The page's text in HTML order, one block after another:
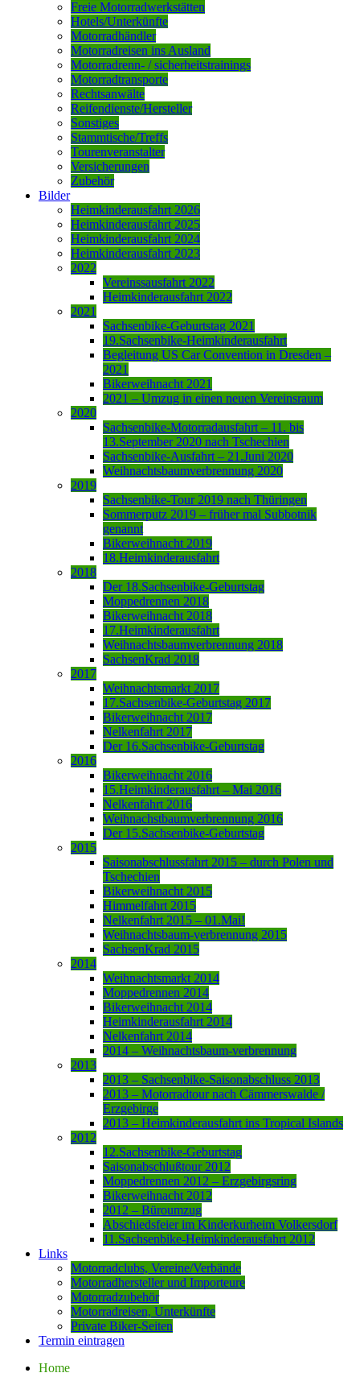
Freie Motorradwerkstätten
Hotels/Unterkünfte
Motorradhändler
Motorradreisen ins Ausland
Motorradrenn- / sicherheitstrainings
Motorradtransporte
Rechtsanwälte
Reifendienste/Hersteller
Sonstiges
Stammtische/Treffs
Tourenveranstalter
Versicherungen
Zubehör
Bilder
Heimkinderausfahrt 2026
Heimkinderausfahrt 2025
Heimkinderausfahrt 2024
Heimkinderausfahrt 2023
2022
Vereinssausfahrt 2022
Heimkinderausfahrt 2022
2021
Sachsenbike-Geburtstag 2021
19.Sachsenbike-Heimkinderausfahrt
Begleitung US Car Convention in Dresden –
2021
Bikerweihnacht 2021
2021 – Umzug in einen neuen Vereinsraum
2020
Sachsenbike-Motorradausfahrt – 11. bis
13.September 2020 nach Tschechien
Sachsenbike-Ausfahrt – 21.Juni 2020
Weihnachtsbaumverbrennung 2020
2019
Sachsenbike-Tour 2019 nach Thüringen
Sommerputz 2019 – früher mal Subbotnik
genannt
Bikerweihnacht 2019
18.Heimkinderausfahrt
2018
Der 18.Sachsenbike-Geburtstag
Moppedrennen 2018
Bikerweihnacht 2018
17.Heimkinderausfahrt
Weihnachtsbaumverbrennung 2018
SachsenKrad 2018
2017
Weihnachtsmarkt 2017
17.Sachsenbike-Geburtstag 2017
Bikerweihnacht 2017
Nelkenfahrt 2017
Der 16.Sachsenbike-Geburtstag
2016
Bikerweihnacht 2016
15.Heimkinderausfahrt – Mai 2016
Nelkenfahrt 2016
Weihnachstbaumverbrennung 2016
Der 15.Sachsenbike-Geburtstag
2015
Saisonabschlussfahrt 2015 – durch Polen und
Tschechien
Bikerweihnacht 2015
Himmelfahrt 2015
Nelkenfahrt 2015 – 01.Mai!
Weihnachtsbaum-verbrennung 2015
SachsenKrad 2015
2014
Weihnachtsmarkt 2014
Moppedrennen 2014
Bikerweihnacht 2014
Heimkinderausfahrt 2014
Nelkenfahrt 2014
2014 – Weihnachtsbaum-verbrennung
2013
2013 – Sachsenbike-Saisonabschluss 2013
2013 – Motorradtour nach Cämmerswalde /
Erzgebirge
2013 – Heimkinderausfahrt ins Tropical Islands
2012
12.Sachsenbike-Geburtstag
Saisonabschlußtour 2012
Moppedrennen 2012 – Erzgebirgsring
Bikerweihnacht 2012
2012 – Büroumzug
Abschiedsfeier im Kinderkurheim Volkersdorf
11.Sachsenbike-Heimkinderausfahrt 2012
Links
Motorradclubs, Vereine/Verbände
Motorradhersteller und Importeure
Motorradzubehör
Motorradreisen, Unterkünfte
Private Biker-Seiten
Termin eintragen
Home